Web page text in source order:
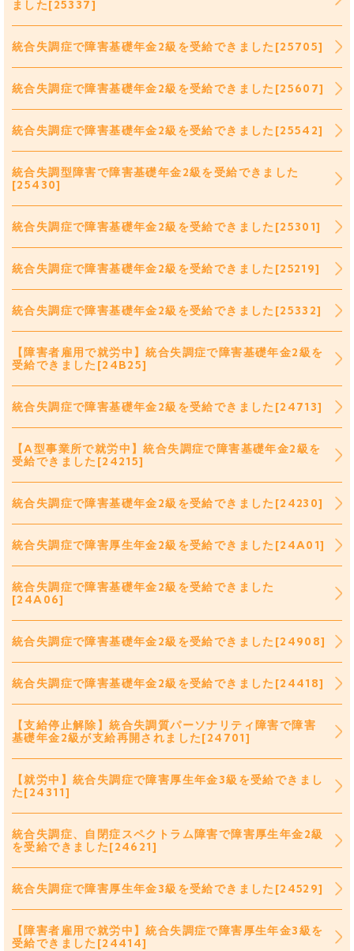
ました[25337]
統合失調症で障害基礎年金2級を受給できました[25705]
統合失調症で障害基礎年金2級を受給できました[25607]
統合失調症で障害基礎年金2級を受給できました[25542]
統合失調型障害で障害基礎年金2級を受給できました
[25430]
統合失調症で障害基礎年金2級を受給できました[25301]
統合失調症で障害基礎年金2級を受給できました[25219]
統合失調症で障害基礎年金2級を受給できました[25332]
【障害者雇用で就労中】統合失調症で障害基礎年金2級を
受給できました[24B25]
統合失調症で障害基礎年金2級を受給できました[24713]
【A型事業所で就労中】統合失調症で障害基礎年金2級を
受給できました[24215]
統合失調症で障害基礎年金2級を受給できました[24230]
統合失調症で障害厚生年金2級を受給できました[24A01]
統合失調症で障害基礎年金2級を受給できました
[24A06]
統合失調症で障害基礎年金2級を受給できました[24908]
統合失調症で障害基礎年金2級を受給できました[24418]
【支給停止解除】統合失調質パーソナリティ障害で障害
基礎年金2級が支給再開されました[24701]
【就労中】統合失調症で障害厚生年金3級を受給できまし
た[24311]
統合失調症、自閉症スペクトラム障害で障害厚生年金2級
を受給できました[24621]
統合失調症で障害厚生年金3級を受給できました[24529]
【障害者雇用で就労中】統合失調症で障害厚生年金3級を
受給できました[24414]